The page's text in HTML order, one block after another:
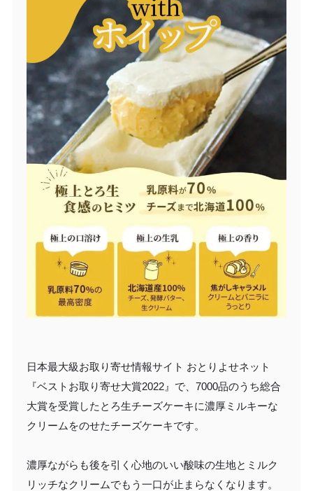
日本最大級お取り寄せ情報サイト おとりよせネット
『ベストお取り寄せ大賞2022』で、7000品のうち総合
大賞を受賞したとろ生チーズケーキに濃厚ミルキーな
クリームをのせたチーズケーキです。
濃厚ながらも後を引く心地のいい酸味の生地とミルク
リッチなクリームでもう一口が止まらなくなります。